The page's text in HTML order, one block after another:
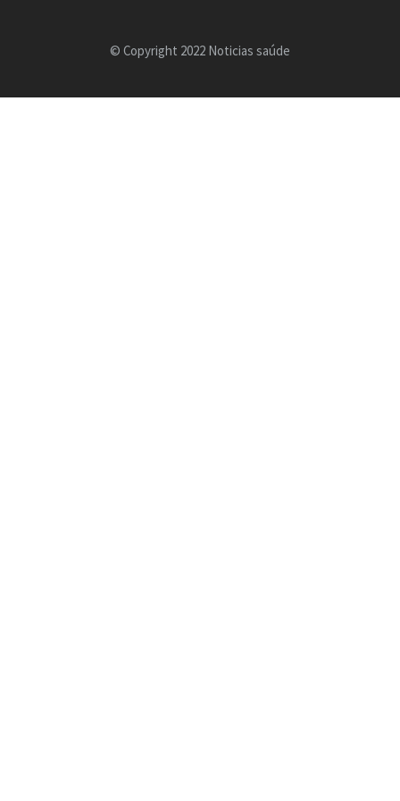
© Copyright 2022 Noticias saúde